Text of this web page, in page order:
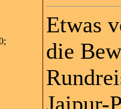
Etwas
die
Jaipur-